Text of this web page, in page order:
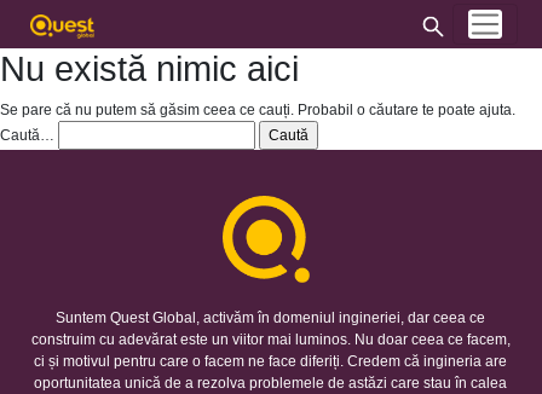
Nu există nimic aici
Se pare că nu putem să găsim ceea ce cauți. Probabil o căutare te poate ajuta.
Caută…
Suntem Quest Global, activăm în domeniul ingineriei, dar ceea ce
construim cu adevărat este un viitor mai luminos. Nu doar ceea ce facem,
ci și motivul pentru care o facem ne face diferiți. Credem că ingineria are
oportunitatea unică de a rezolva problemele de astăzi care stau în calea